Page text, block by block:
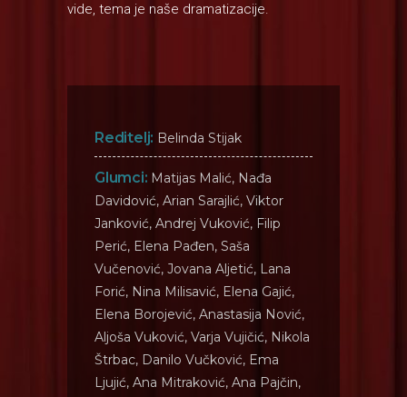
vide, tema je naše dramatizacije.
Reditelj: Belinda Stijak
Glumci: Matijas Malić, Nađa
Davidović, Arian Sarajlić, Viktor
Janković, Andrej Vuković, Filip
Perić, Elena Pađen, Saša
Vučenović, Jovana Aljetić, Lana
Forić, Nina Milisavić, Elena Gajić,
Elena Borojević, Anastasija Nović,
Aljoša Vuković, Varja Vujičić, Nikola
Štrbac, Danilo Vučković, Ema
Ljujić, Ana Mitraković, Ana Pajčin,